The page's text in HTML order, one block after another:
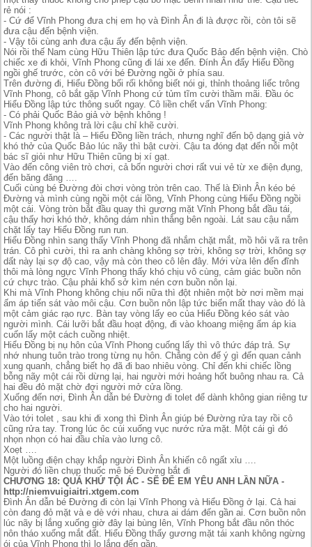
rẻ nói :
- Cứ để Vĩnh Phong đưa chị em họ và Đình Ân đi là được rồi, còn tôi sẽ
đưa cậu đến bệnh viện.
- Vậy tôi cùng anh đưa cậu ấy đến bệnh viện.
Nói rồi thế Nam cùng Hữu Thiên lập tức đưa Quốc Bảo đến bệnh viện. Chò
chiếc xe đi khỏi, Vĩnh Phong cũng đi lái xe đến. Đính Ân đẩy Hiểu Đồng
ngồi ghế trước, còn cô với bé Đường ngồi ở phía sau.
Trên đường đi, Hiểu Đồng bối rối không biết nói gi, thỉnh thoảng liếc trông
Vĩnh Phong, cô bắt gặp Vĩnh Phong cứ tủm tĩm cười thầm mãi. Đầu óc
Hiểu Đồng lập tức thông suốt ngay. Cô liền chết vấn Vĩnh Phong:
- Có phải Quốc Bảo giả vờ bệnh không !
Vĩnh Phong không trả lời cậu chỉ khẽ cười.
- Các người thật là – Hiểu Đồng liền trách, nhưng nghĩ đến bộ dạng giả vờ
khó thở của Quốc Bảo lúc nãy thì bật cười. Cậu ta đóng đạt đến nỗi một
bác sĩ giỏi như Hữu Thiên cũng bị xí gạt.
Vào đến công viên trò chơi, cả bốn người chơi rất vui vẻ từ xe điện đụng,
đến băng đăng ….
Cuối cùng bé Đường đòi chơi vòng tròn trên cao. Thế là Đình Ân kéo bé
Đường và mình cùng ngồi một cái lồng, Vĩnh Phong cùng Hiểu Đồng ngồi
một cái. Vòng tròn bắt đầu quay thì gương mặt Vĩnh Phong bắt đầu tái,
cậu thấy hơi khó thở, không dám nhìn thẳng bên ngoài. Lát sau cậu nắm
chặt lấy tay Hiểu Đồng run run.
Hiểu Đồng nhìn sang thấy Vĩnh Phong đã nhắm chặt mắt, mồ hôi vã ra trên
trán. Cô phì cười, thì ra anh chàng không sợ trời, không sợ trời, không sợ
dất này lại sợ độ cao, vậy mà còn theo cô lên đây. Mới vừa lên đến đĩnh
thôi mà lòng ngực Vĩnh Phong thấy khó chịu vô cùng, cảm giác buồn nôn
cứ chực trào. Cậu phải khổ sở kìm nén cơn buồn nôn lại.
Khi mà Vĩnh Phong không chịu nổi nữa thì đột nhiên một bờ nơi mềm mại
ấm áp tiến sát vào môi cậu. Cơn buồn nôn lập tức biến mất thay vào đó là
một cảm giác rạo rực. Bàn tay vòng lấy eo của Hiểu Đồng kéo sát vào
người mình. Cái lưỡi bắt đầu hoạt động, đi vào khoang miệng ấm áp kia
cuốn lấy một cách cuồng nhiệt.
Hiểu Đồng bị nụ hôn của Vĩnh Phong cuống lấy thì vô thức đáp trả. Sự
nhớ nhung tuôn trào trong từng nụ hôn. Chẳng còn đế ý gì đến quan cảnh
xung quanh, chẳng biết họ đã đi bao nhiêu vòng. Chỉ đến khi chiếc lồng
bỗng nãy một cái rồi dừng lại, hai người mới hoảng hốt buông nhau ra. Cả
hai đều đỏ mặt chờ đợi người mở cửa lồng.
Xuống đến nơi, Đình Ân dẫn bé Đường đi tolet để dành không gian riêng tư
cho hai người.
Vào tới tolet , sau khi đi xong thì Đình Ân giúp bé Đường rửa tay rồi cô
cũng rửa tay. Trong lúc ôc cúi xuống vục nước rửa mặt. Một cái gì đó
nhọn nhọn có hai đầu chỉa vào lưng cô.
Xoẹt ….
Một luồng điện chạy khắp người Đình Ân khiến cô ngất xỉu ….
Người đó liền chụp thuốc mê bé Đường bắt đi
CHƯƠNG 18: QUÁ KHỨ TỘI ÁC - SẼ ĐỂ EM YÊU ANH LẦN NỮA -
http://niemvuigiaitri.xtgem.com
Đình Ân dẫn bé Đường đi còn lại Vĩnh Phong và Hiểu Đồng ở lại. Cả hai
còn đang đỏ mặt và e dè với nhau, chưa ai dám đến gần ai. Cơn buồn nôn
lúc nãy bị lắng xuống giờ đây lại bùng lên, Vĩnh Phong bắt đầu nôn thóc
nôn tháo xuống mắt đất. Hiểu Đồng thấy gương mặt tái xanh không ngừng
ói của Vĩnh Phong thì lo lắng đến gần.